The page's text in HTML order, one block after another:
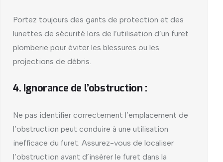
Portez toujours des gants de protection et des
lunettes de sécurité lors de l’utilisation d’un furet
plomberie pour éviter les blessures ou les
projections de débris.
4. Ignorance de l’obstruction :
Ne pas identifier correctement l’emplacement de
l’obstruction peut conduire à une utilisation
inefficace du furet. Assurez-vous de localiser
l’obstruction avant d’insérer le furet dans la